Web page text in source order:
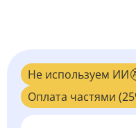
Не используем ИИ
Оплата частями